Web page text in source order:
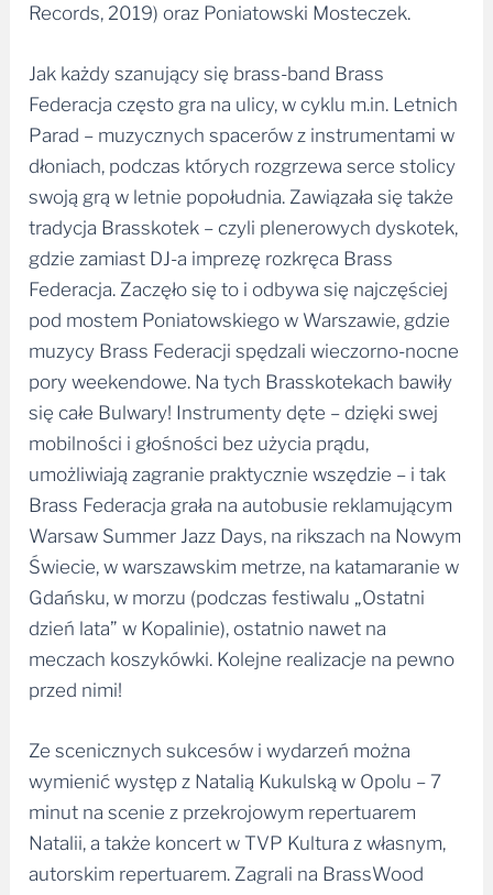
Records, 2019) oraz Poniatowski Mosteczek.
Jak każdy szanujący się brass-band Brass
Federacja często gra na ulicy, w cyklu m.in. Letnich
Parad – muzycznych spacerów z instrumentami w
dłoniach, podczas których rozgrzewa serce stolicy
swoją grą w letnie popołudnia. Zawiązała się także
tradycja Brasskotek – czyli plenerowych dyskotek,
gdzie zamiast DJ-a imprezę rozkręca Brass
Federacja. Zaczęło się to i odbywa się najczęściej
pod mostem Poniatowskiego w Warszawie, gdzie
muzycy Brass Federacji spędzali wieczorno-nocne
pory weekendowe. Na tych Brasskotekach bawiły
się całe Bulwary! Instrumenty dęte – dzięki swej
mobilności i głośności bez użycia prądu,
umożliwiają zagranie praktycznie wszędzie – i tak
Brass Federacja grała na autobusie reklamującym
Warsaw Summer Jazz Days, na rikszach na Nowym
Świecie, w warszawskim metrze, na katamaranie w
Gdańsku, w morzu (podczas festiwalu „Ostatni
dzień lata” w Kopalinie), ostatnio nawet na
meczach koszykówki. Kolejne realizacje na pewno
przed nimi!
Ze scenicznych sukcesów i wydarzeń można
wymienić występ z Natalią Kukulską w Opolu – 7
minut na scenie z przekrojowym repertuarem
Natalii, a także koncert w TVP Kultura z własnym,
autorskim repertuarem. Zagrali na BrassWood